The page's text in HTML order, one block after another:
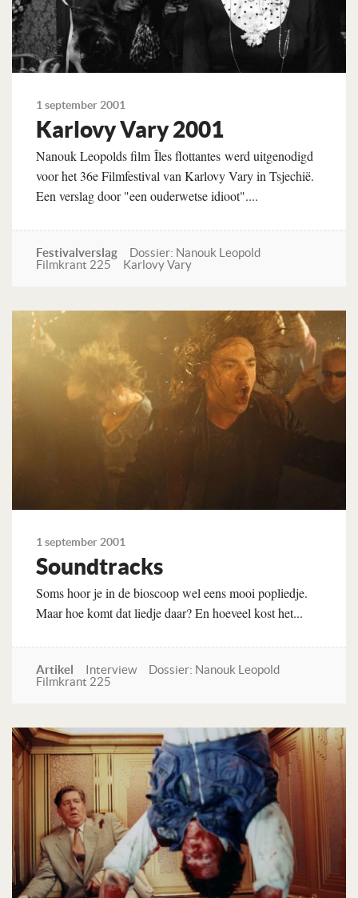
1 september 2001
Karlovy Vary 2001
Nanouk Leopolds film Îles flottantes werd uitgenodigd
voor het 36e Filmfestival van Karlovy Vary in Tsjechië.
Een verslag door "een ouderwetse idioot"....
Festivalverslag
Dossier: Nanouk Leopold
Filmkrant 225
Karlovy Vary
Lees verder
1 september 2001
Soundtracks
Soms hoor je in de bioscoop wel eens mooi popliedje.
Maar hoe komt dat liedje daar? En hoeveel kost het...
Artikel Interview
Dossier: Nanouk Leopold
Filmkrant 225
Lees verder